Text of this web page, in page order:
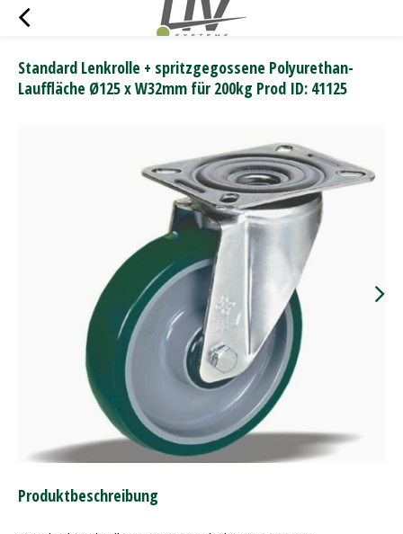
Standard Lenkrolle + spritzgegossene Polyurethan-
Lauffläche Ø125 x W32mm für 200kg Prod ID: 41125
Produktbeschreibung